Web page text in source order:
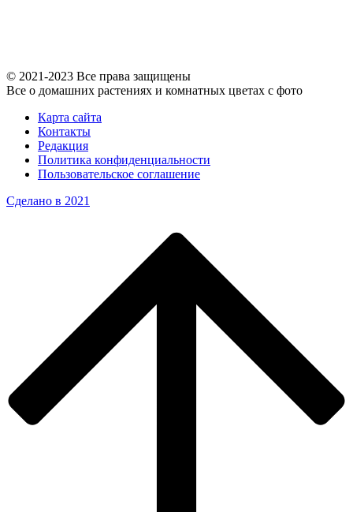
© 2021-2023 Все права защищены
Все о домашних растениях и комнатных цветах с фото
Карта сайта
Контакты
Редакция
Политика конфиденциальности
Пользовательское соглашение
Сделано в 2021